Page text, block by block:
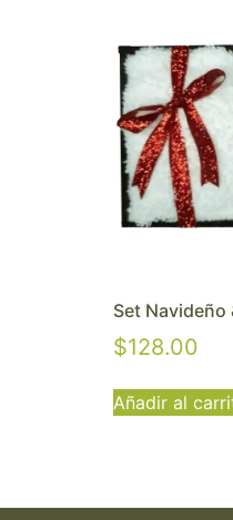
Set Navideño
$128.00
Añadir al